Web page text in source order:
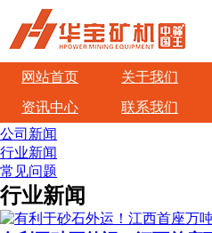
网站首页 关于我们
资讯中心
联系我们
公司新闻
行业新闻
常见问题
行业新闻